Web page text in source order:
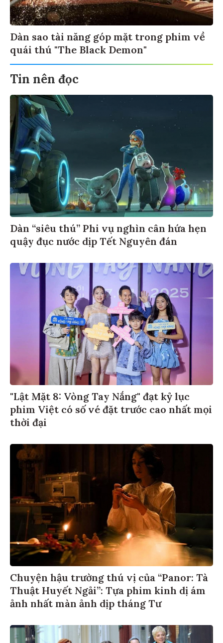
Dàn sao tài năng góp mặt trong phim về
quái thú "The Black Demon"
Tin nên đọc
Dàn “siêu thú” Phi vụ nghìn cân hứa hẹn
quậy đục nước dịp Tết Nguyên đán
"Lật Mặt 8: Vòng Tay Nắng" đạt kỷ lục
phim Việt có số vé đặt trước cao nhất mọi
thời đại
Chuyện hậu trường thú vị của “Panor: Tà
Thuật Huyết Ngải”: Tựa phim kinh dị ám
ảnh nhất màn ảnh dịp tháng Tư